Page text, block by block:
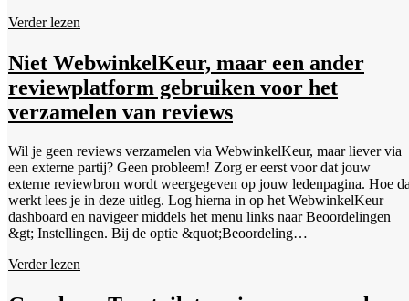
composer update uit. Stap 6: Als de update is afgerond, voer daarna
geïnstalleerd met bin/magento module:status
WebwinkelKeur_Magento2 Stap 8: Schakel de volgende extensie in:
bin/magento module:enable WebwinkelKeur_Magento2 Stap 9:
Navigeer binnen je dashboard naar "Stores" &gt; "Configuration"
&gt; "WEBWINKELKEUR" Stap 10: Vul je webwinkel ID en API
loggen binnen het WebwinkelKeur dashboard. Ga hiervoor naar het
tabblad ‘Installatie’ &gt; ‘Selecteer software’ &gt; kies ‘Magento 2’.
Stap 11: Configureer de module naar je eigen wensen. Stap 12: De
WebwinkelKeur koppeling is nu gereed. Het is aanbevolen om eerst
een test aankoop te doen en te kijken of hierbij geen fouten opduiken.
Je kunt ook checken of alle bestaande afbeelding sliders nog werken.
Verder lezen
Niet WebwinkelKeur, maar een ander
reviewplatform gebruiken voor het
verzamelen van reviews
Wil je geen reviews verzamelen via WebwinkelKeur, maar liever via
een externe partij? Geen probleem! Zorg er eerst voor dat jouw
externe reviewbron wordt weergegeven op jouw ledenpagina. Hoe
werkt lees je in deze uitleg. Log hierna in op het WebwinkelKeur
dashboard en navigeer middels het menu links naar Beoordelingen
&gt; Instellingen. Bij de optie &quot;Beoordeling
jouw reviews wilt verzamelen. Kies je een ander platform dan
Verder lezen